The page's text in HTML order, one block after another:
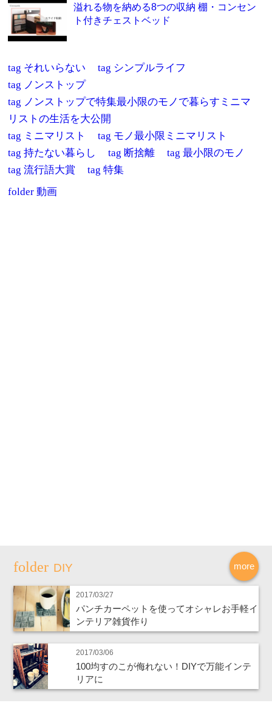
溢れる物を納める8つの収納 棚・コンセン
ト付きチェストベッド
tag それいらない tag シンプルライフ
tag ノンストップ
tag ノンストップで特集最小限のモノで暮らすミニマ
リストの生活を大公開
tag ミニマリスト tag モノ最小限ミニマリスト
tag持たない暮らし tag 断捨離 tag最小限のモノ
tag流行語大賞 tag特集
folder動画
more
DIY
2017/03/27
パンチカーペットを使ってオシャレお手軽イ
ンテリア雑貨作り
2017/03/06
100均すのこが侮れない！DIYで万能インテ
リアに